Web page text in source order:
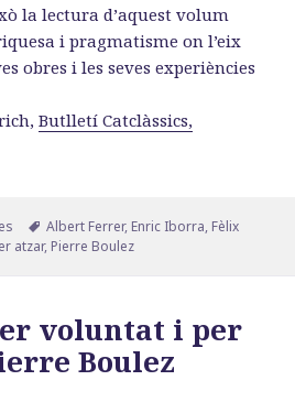
la lectura d’aquest volum
i pragmatisme on l’eix
obres i les seves experiències
Butlletí Catclàssics,
Etiquetes
Albert Ferrer, Enric Iborra, Fèlix
atzar, Pierre Boulez
voluntat i per
Boulez